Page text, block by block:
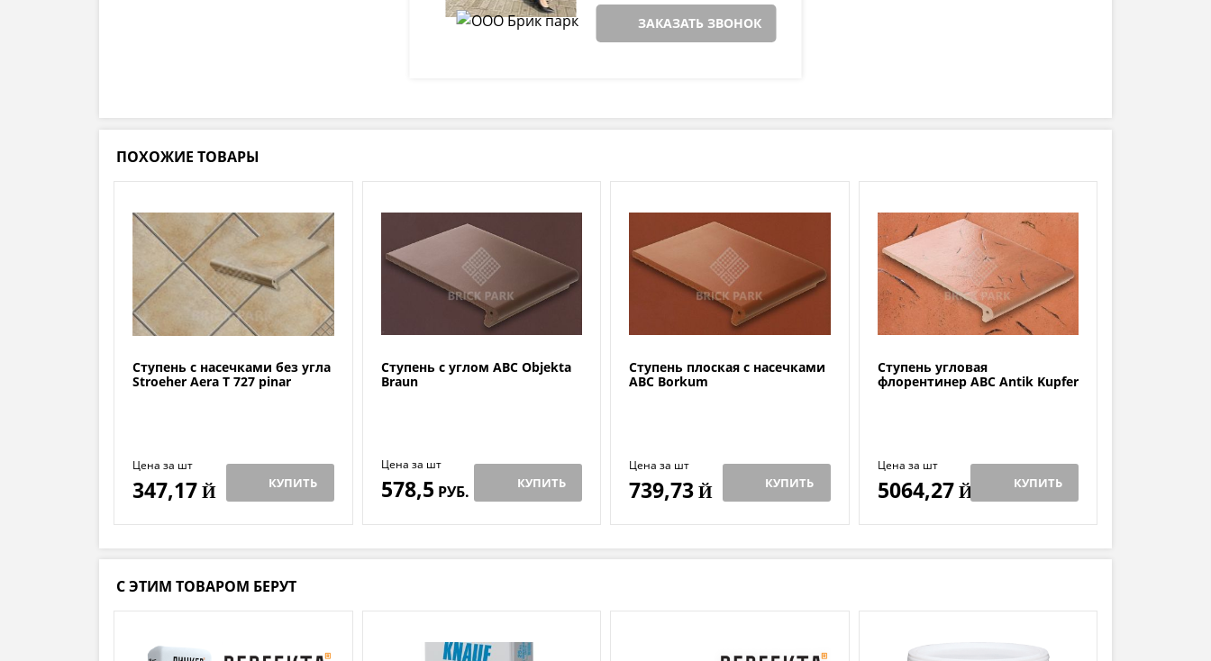
ЗАКАЗАТЬ ЗВОНОК
ПОХОЖИЕ ТОВАРЫ
Ступень с насечками без угла
Stroeher Aera T 727 pinar
Цена за шт
347,17 Й КУПИТЬ
Ступень с углом ABC Objekta
Braun
Цена за шт
578,5 РУБ. КУПИТЬ
Ступень плоская с насечками
ABC Borkum
Цена за шт
739,73 Й КУПИТЬ
Ступень угловая
флорентинер ABC Antik Kupfer
Цена за шт
5064,27Й КУПИТЬ
С ЭТИМ ТОВАРОМ БЕРУТ